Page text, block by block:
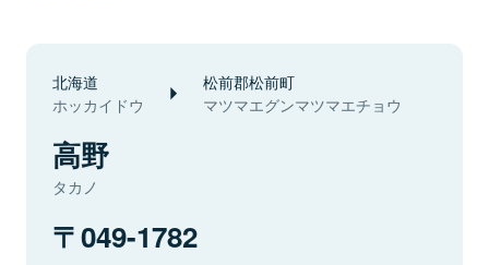
北海道
ホッカイドウ
松前郡松前町
マツマエグンマツマエチョウ
高野
タカノ
049-1782